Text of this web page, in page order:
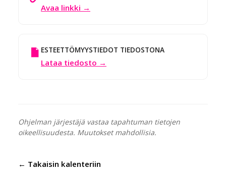
Avaa linkki →
ESTEETTÖMYYSTIEDOT TIEDOSTONA
Lataa tiedosto →
Ohjelman järjestäjä vastaa tapahtuman tietojen
oikeellisuudesta. Muutokset mahdollisia.
← Takaisin kalenteriin